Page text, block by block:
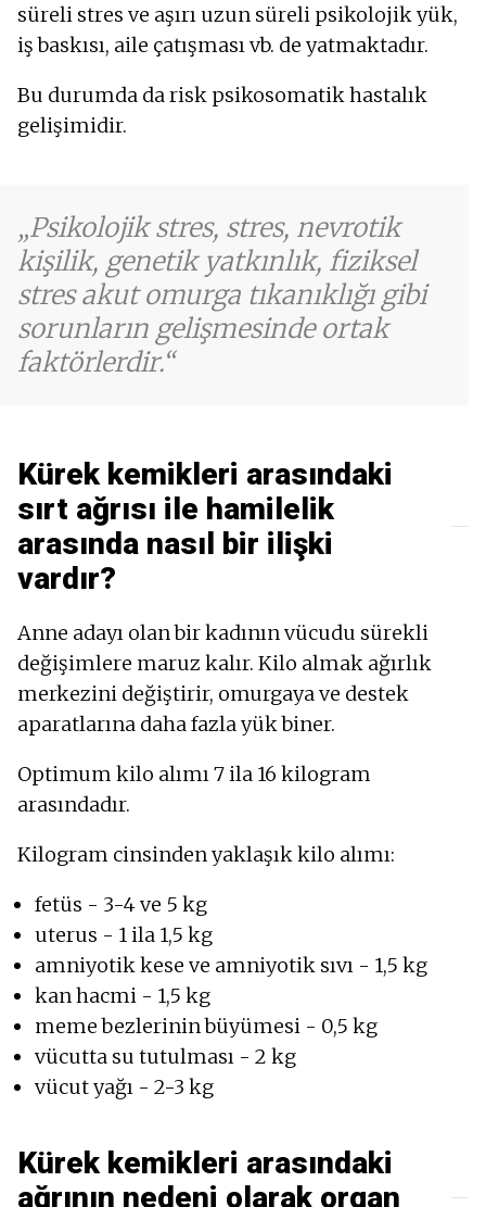
süreli stres ve aşırı uzun süreli psikolojik yük,
iş baskısı, aile çatışması vb. de yatmaktadır.
Bu durumda da risk psikosomatik hastalık
gelişimidir.
Psikolojik stres, stres, nevrotik
kişilik, genetik yatkınlık, fiziksel
stres akut omurga tıkanıklığı gibi
sorunların gelişmesinde ortak
faktörlerdir.
Kürek kemikleri arasındaki
sırt ağrısı ile hamilelik
arasında nasıl bir ilişki
vardır?
Anne adayı olan bir kadının vücudu sürekli
değişimlere maruz kalır. Kilo almak ağırlık
merkezini değiştirir, omurgaya ve destek
aparatlarına daha fazla yük biner.
Optimum kilo alımı 7 ila 16 kilogram
arasındadır.
Kilogram cinsinden yaklaşık kilo alımı:
fetüs - 3-4 ve 5 kg
uterus - 1 ila 1,5 kg
amniyotik kese ve amniyotik sıvı - 1,5 kg
kan hacmi - 1,5 kg
meme bezlerinin büyümesi - 0,5 kg
vücutta su tutulması - 2 kg
vücut yağı - 2-3 kg
Kürek kemikleri arasındaki
ağrının nedeni olarak organ